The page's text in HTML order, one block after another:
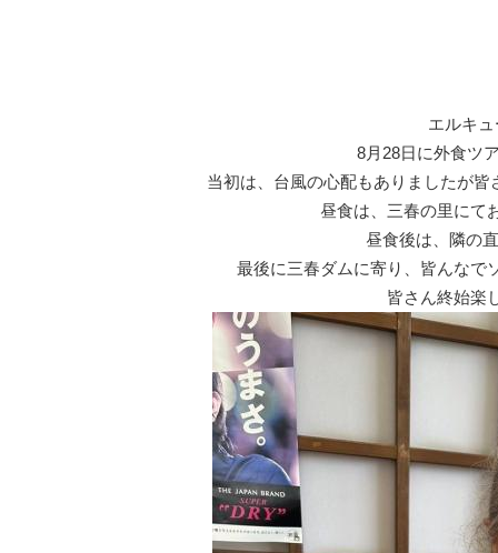
エルキ
8月28日に外食ツ
当初は、台風の心配もありましたが
昼食は、三春の里にて
昼食後は、隣の
最後に三春ダムに寄り、皆んなで
皆さん終始楽